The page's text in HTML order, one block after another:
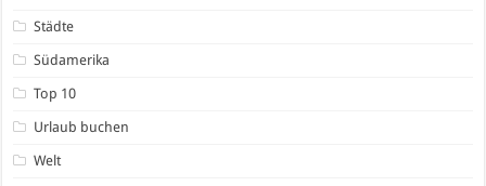
Städte
Südamerika
Top 10
Urlaub buchen
Welt